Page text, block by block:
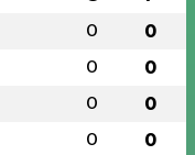
0 0
0 0
0 0
0 0